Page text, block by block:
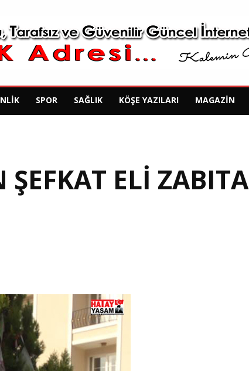
SPOR SAĞLIK KÖŞE YAZILARI MAGAZIN
ELI ZABITA